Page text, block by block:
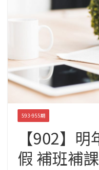
593-955期
【902】
假 補班補